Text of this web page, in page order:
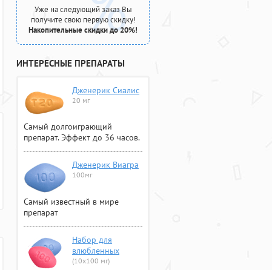
Уже на следующий заказ Вы
получите свою первую скидку!
Накопительные скидки до 20%!
ИНТЕРЕСНЫЕ ПРЕПАРАТЫ
Дженерик Сиалис
20 мг
Самый долгоиграющий
препарат. Эффект до 36 часов.
Дженерик Виагра
100мг
Самый известный в мире
препарат
Набор для
влюбленных
(10х100 мг)